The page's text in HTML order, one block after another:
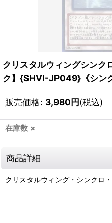
クリスタルウィングシンク
ク】{SHVI-JP049}《シン
販売価格: 3,980円(税込)
在庫数 ×
商品詳細
クリスタルウィング・シンクロ